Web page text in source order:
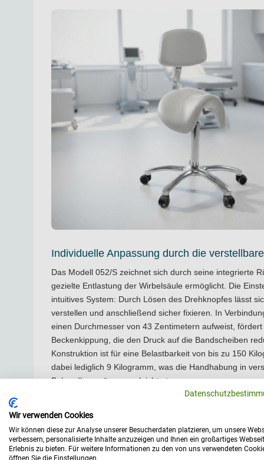
Individuelle Anpassung durch die
Das Modell 052/S zeichnet sich durch seine integrierte
gezielte Entlastung der Wirbelsäule ermöglicht. Die
intuitives System: Durch Lösen des Drehknopfes lässt
verstellen und anschließend sicher fixieren. In
einen Durchmesser von 43 Zentimetern aufweist,
Beckenkippung, die den Druck auf die Bandscheiben
Konstruktion ist für eine Belastbarkeit von bis zu 150
dabei lediglich 9 Kilogramm, was die Handhabung in
Behandlungsräumen erleichtert.
Höchste Hygienestandards durch
Ein wesentliches Merkmal für den Einsatz in Kliniken
Bezug. Dieses exklusive Vinyl-Leder verfügt über eine
Technologie, die bereits im Herstellungsprozess
Wir verwenden Cookies
Wir können diese zur Analyse unserer Besucherdaten platzieren, um unsere
verbessern, personalisierte Inhalte anzuzeigen und Ihnen ein großartiges
Erlebnis zu bieten. Für weitere Informationen zu den von uns verwendeten
öffnen Sie die Einstellungen.